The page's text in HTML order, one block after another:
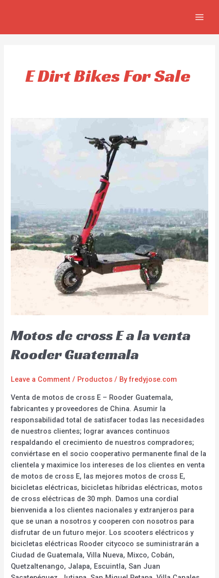
E Dirt Bikes For Sale
Motos de cross E a la venta
Rooder Guatemala
Leave a Comment / Productos / Byfredyjose.com
Venta de motos de cross E – Rooder Guatemala,
fabricantes y proveedores de China. Asumir la
responsabilidad total de satisfacer todas las necesidades
de nuestros clientes; lograr avances continuos
respaldando el crecimiento de nuestros compradores;
conviértase en el socio cooperativo permanente final de la
clientela y maximice los intereses de los clientes en venta
de motos de cross E, las mejores motos de cross E,
bicicletas eléctricas, bicicletas híbridas eléctricas, motos
de cross eléctricas de 30 mph. Damos una cordial
bienvenida a los clientes nacionales y extranjeros para
que se unan a nosotros y cooperen con nosotros para
disfrutar de un futuro mejor. Los scooters eléctricos y
bicicletas eléctricas Rooder citycoco se suministrarán a
Ciudad de Guatemala, Villa Nueva, Mixco, Cobán,
Quetzaltenango, Jalapa, Escuintla, San Juan